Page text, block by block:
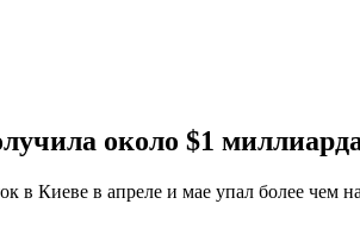
около $1
в Киеве в апреле и мае упал более чем